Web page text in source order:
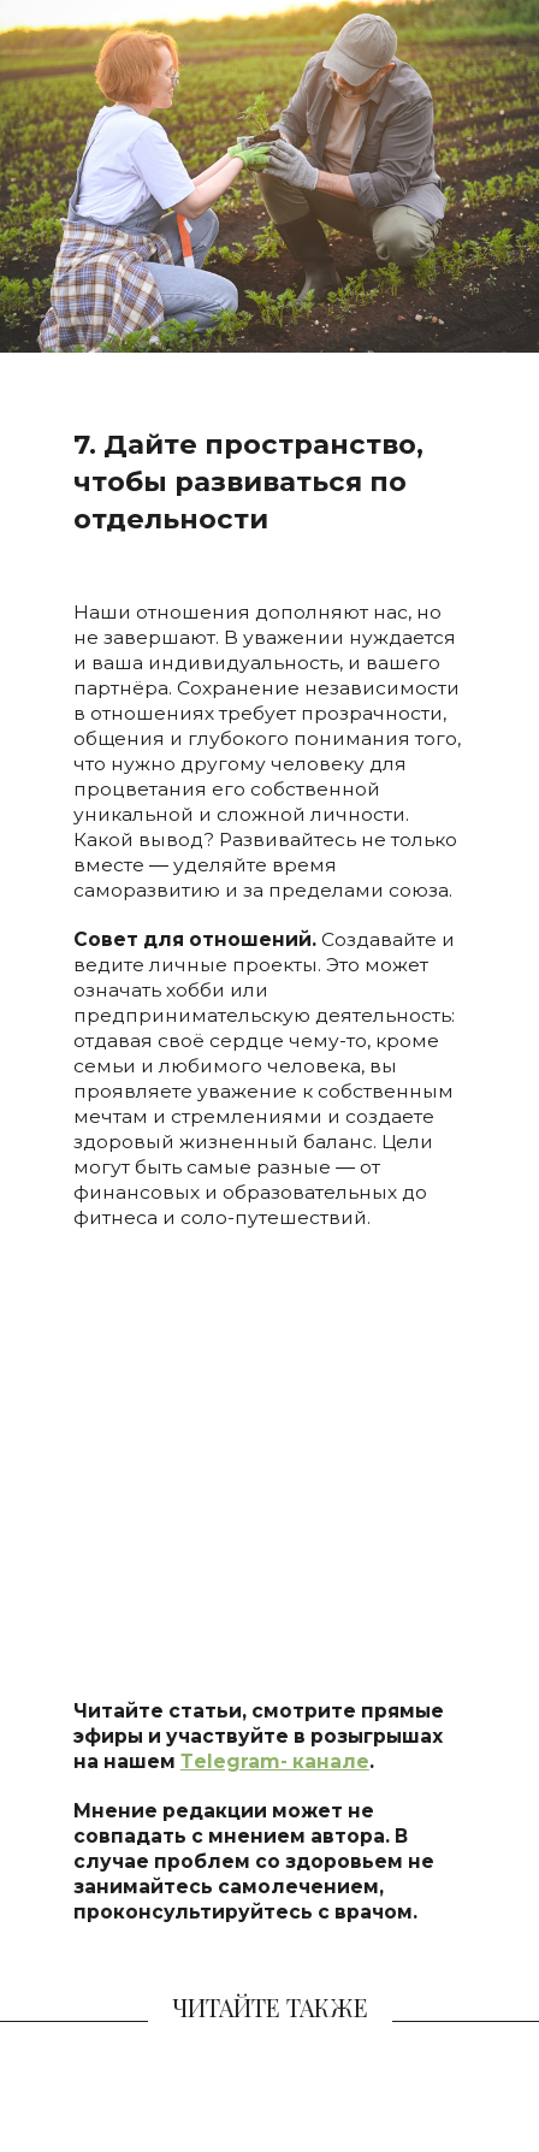
7. Дайте пространство,
чтобы развиваться по
отдельности
Наши отношения дополняют нас, но
не завершают. В уважении нуждается
и ваша индивидуальность, и вашего
партнёра. Сохранение независимости
в отношениях требует прозрачности,
общения и глубокого понимания того,
что нужно другому человеку для
процветания его собственной
уникальной и сложной личности.
Какой вывод? Развивайтесь не только
вместе ― уделяйте время
саморазвитию и за пределами союза.
Совет для отношений. Создавайте и
ведите личные проекты. Это может
означать хобби или
предпринимательскую деятельность:
отдавая своё сердце чему-то, кроме
семьи и любимого человека, вы
проявляете уважение к собственным
мечтам и стремлениями и создаете
здоровый жизненный баланс. Цели
могут быть самые разные ― от
финансовых и образовательных до
фитнеса и соло-путешествий.
Читайте статьи, смотрите прямые
эфиры и участвуйте в розыгрышах
на нашем Тelegram- канале.
Мнение редакции может не
совпадать с мнением автора. В
случае проблем со здоровьем не
занимайтесь самолечением,
проконсультируйтесь с врачом.
ЧИТАЙТЕ ТАКЖЕ